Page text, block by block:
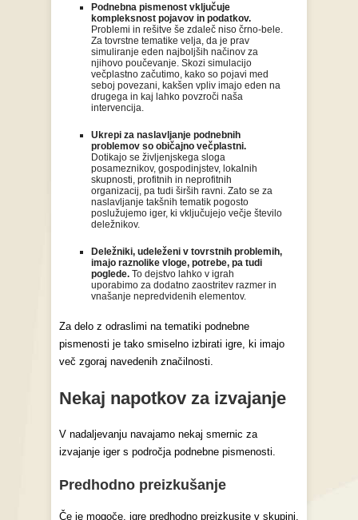
Podnebna pismenost vključuje
kompleksnost pojavov in podatkov.
Problemi in rešitve še zdaleč niso črno-bele.
Za tovrstne tematike velja, da je prav
simuliranje eden najboljših načinov za
njihovo poučevanje. Skozi simulacijo
večplastno začutimo, kako so pojavi med
seboj povezani, kakšen vpliv imajo eden na
drugega in kaj lahko povzroči naša
intervencija.
Ukrepi za naslavljanje podnebnih
problemov so običajno večplastni.
Dotikajo se življenjskega sloga
posameznikov, gospodinjstev, lokalnih
skupnosti, profitnih in neprofitnih
organizacij, pa tudi širših ravni. Zato se za
naslavljanje takšnih tematik pogosto
poslužujemo iger, ki vključujejo večje število
deležnikov.
Deležniki, udeleženi v tovrstnih problemih,
imajo raznolike vloge, potrebe, pa tudi
poglede. To dejstvo lahko v igrah
uporabimo za dodatno zaostritev razmer in
vnašanje nepredvidenih elementov.
Za delo z odraslimi na tematiki podnebne
pismenosti je tako smiselno izbirati igre, ki imajo
več zgoraj navedenih značilnosti.
Nekaj napotkov za izvajanje
V nadaljevanju navajamo nekaj smernic za
izvajanje iger s področja podnebne pismenosti.
Predhodno preizkušanje
Če je mogoče, igre predhodno preizkusite v skupini,